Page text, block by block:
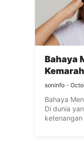
Bahaya
Anda
soninfo
Bahaya
Di dunia